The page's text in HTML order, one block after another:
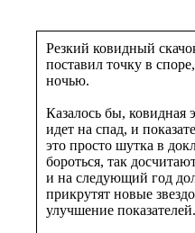
Резкий ковидный
поставил точку в
ночью.
Казалось бы,
идет на спад, и
это просто шутка в
бороться, так
и на следующий год
прикрутят новые
улучшение показателей.